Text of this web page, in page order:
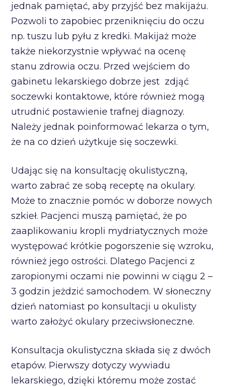
jednak pamiętać, aby przyjść bez makijażu.
Pozwoli to zapobiec przeniknięciu do oczu
np. tuszu lub pyłu z kredki. Makijaż może
także niekorzystnie wpływać na ocenę
stanu zdrowia oczu. Przed wejściem do
gabinetu lekarskiego dobrze jest zdjąć
soczewki kontaktowe, które również mogą
utrudnić postawienie trafnej diagnozy.
Należy jednak poinformować lekarza o tym,
że na co dzień użytkuje się soczewki.
Udając się na konsultację okulistyczną,
warto zabrać ze sobą receptę na okulary.
Może to znacznie pomóc w doborze nowych
szkieł. Pacjenci muszą pamiętać, że po
zaaplikowaniu kropli mydriatycznych może
występować krótkie pogorszenie się wzroku,
również jego ostrości. Dlatego Pacjenci z
zaropionymi oczami nie powinni w ciągu 2 –
3 godzin jeżdzić samochodem. W słoneczny
dzień natomiast po konsultacji u okulisty
warto założyć okulary przeciwsłoneczne.
Konsultacja okulistyczna składa się z dwóch
etapów. Pierwszy dotyczy wywiadu
lekarskiego, dzięki któremu może zostać